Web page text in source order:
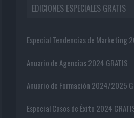
EDICIONES ESPECIALES GRATIS
Especial Tendencias de Marketing
Anuario de Agencias 2024 GRATIS
Anuario de Formación 2024/2025
Especial Casos de Éxito 2024